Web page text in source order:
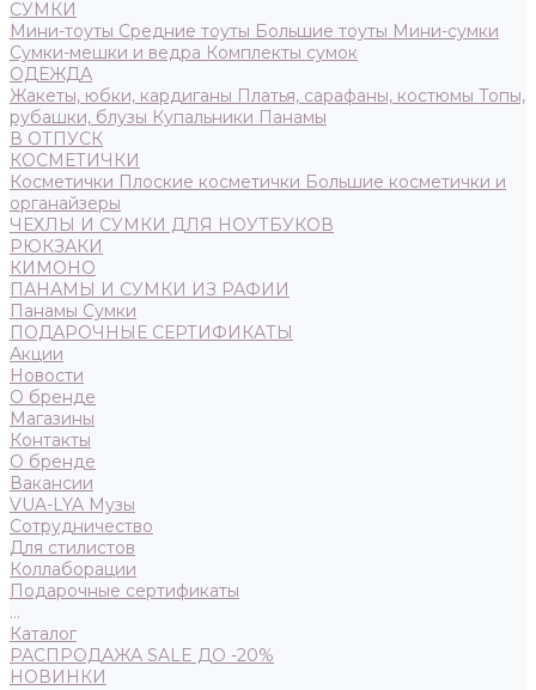
СУМКИ
Мини-тоуты Средние тоуты Большие тоуты Мини-сумки
Сумки-мешки и ведра Комплекты сумок
ОДЕЖДА
Жакеты, юбки, кардиганы Платья, сарафаны, костюмы Топы,
рубашки, блузы Купальники Панамы
В ОТПУСК
КОСМЕТИЧКИ
Косметички Плоские косметички Большие косметички и
органайзеры
ЧЕХЛЫ И СУМКИ ДЛЯ НОУТБУКОВ
РЮКЗАКИ
КИМОНО
ПАНАМЫ И СУМКИ ИЗ РАФИИ
Панамы Сумки
ПОДАРОЧНЫЕ СЕРТИФИКАТЫ
Акции
Новости
О бренде
Магазины
Контакты
О бренде
Вакансии
VUA-LYA Музы
Сотрудничество
Для стилистов
Коллаборации
Подарочные сертификаты
...
Каталог
РАСПРОДАЖА SALE ДО -20%
НОВИНКИ